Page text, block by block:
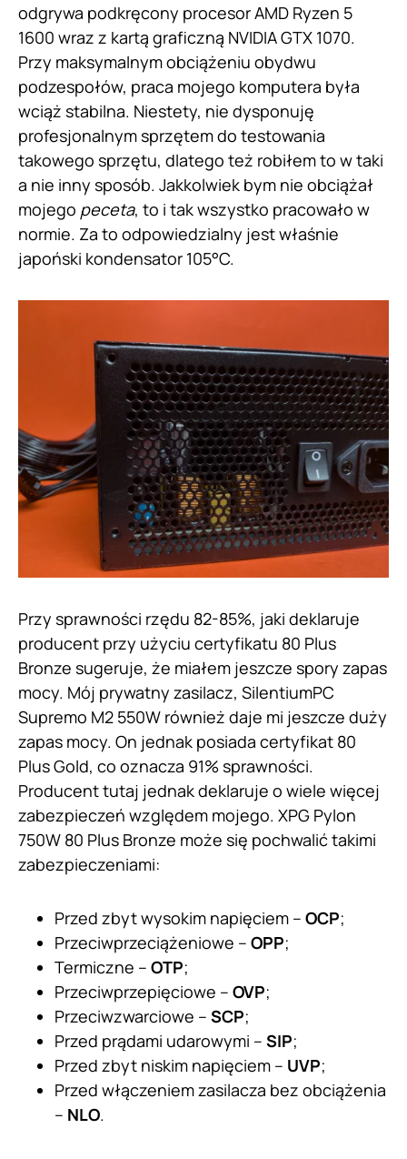
odgrywa podkręcony procesor AMD Ryzen 5
1600 wraz z kartą graficzną NVIDIA GTX 1070.
Przy maksymalnym obciążeniu obydwu
podzespołów, praca mojego komputera była
wciąż stabilna. Niestety, nie dysponuję
profesjonalnym sprzętem do testowania
takowego sprzętu, dlatego też robiłem to w taki
a nie inny sposób. Jakkolwiek bym nie obciążał
mojego peceta, to i tak wszystko pracowało w
normie. Za to odpowiedzialny jest właśnie
japoński kondensator 105°C.
Przy sprawności rzędu 82-85%, jaki deklaruje
producent przy użyciu certyfikatu 80 Plus
Bronze sugeruje, że miałem jeszcze spory zapas
mocy. Mój prywatny zasilacz, SilentiumPC
Supremo M2 550W również daje mi jeszcze duży
zapas mocy. On jednak posiada certyfikat 80
Plus Gold, co oznacza 91% sprawności.
Producent tutaj jednak deklaruje o wiele więcej
zabezpieczeń względem mojego. XPG Pylon
750W 80 Plus Bronze może się pochwalić takimi
zabezpieczeniami:
Przed zbyt wysokim napięciem – OCP;
Przeciwprzeciążeniowe – OPP;
Termiczne – OTP;
Przeciwprzepięciowe – OVP;
Przeciwzwarciowe – SCP;
Przed prądami udarowymi – SIP;
Przed zbyt niskim napięciem – UVP;
Przed włączeniem zasilacza bez obciążenia
– NLO.